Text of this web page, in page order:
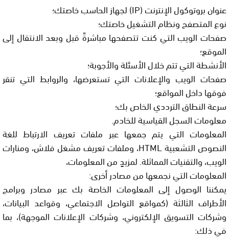
عنوان بروتوكول الإنترنت (IP) لجهاز الحاسب خاصتك؛
نوع المتصفح ونظام التشغيل خاصتك؛
صفحات الويب التي كنت تتصفحها مباشرةً قبل وبعد الانتقال إلى
الموقع؛
الأنشطة التي تتم خلال الأسئلة والأجوبة؛
صفحات الويب والإعلانات التي تستعرضها، والروابط التي تنقر
فوقها داخل المواقع؛
سرعة النطاق الترددي الخاص بك؛
معلومات السجل القياسية للخادم.
المعلومات التي يتم جمعها عبر ملفات تعريف الارتباط للغة
النصوص التشعبية HTML، وملفات تعريف مشغل فلاش، ومنارات
الويب، والتقنيات المماثلة. لمزيدٍ من المعلومات،
المعلومات التي نجمعها من مصادر أخرى:
يمكننا الوصول إلى المعلومات الخاصة بك عبر مصادر وبرامج
الأطراف الثالثة (كمواقع التواصل الاجتماعي، وقواعد البيانات،
وشركات التسويق الإلكتروني، وشركات الإعلانات الموجهة)، بما
في ذلك: